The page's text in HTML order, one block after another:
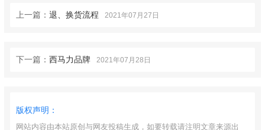
上一篇： 退、换货流程 2021年07月27日
下一篇： 西马力品牌 2021年07月28日
版权声明：
网站内容由本站原创与网友投稿生成，如要转载请注明文章来源出